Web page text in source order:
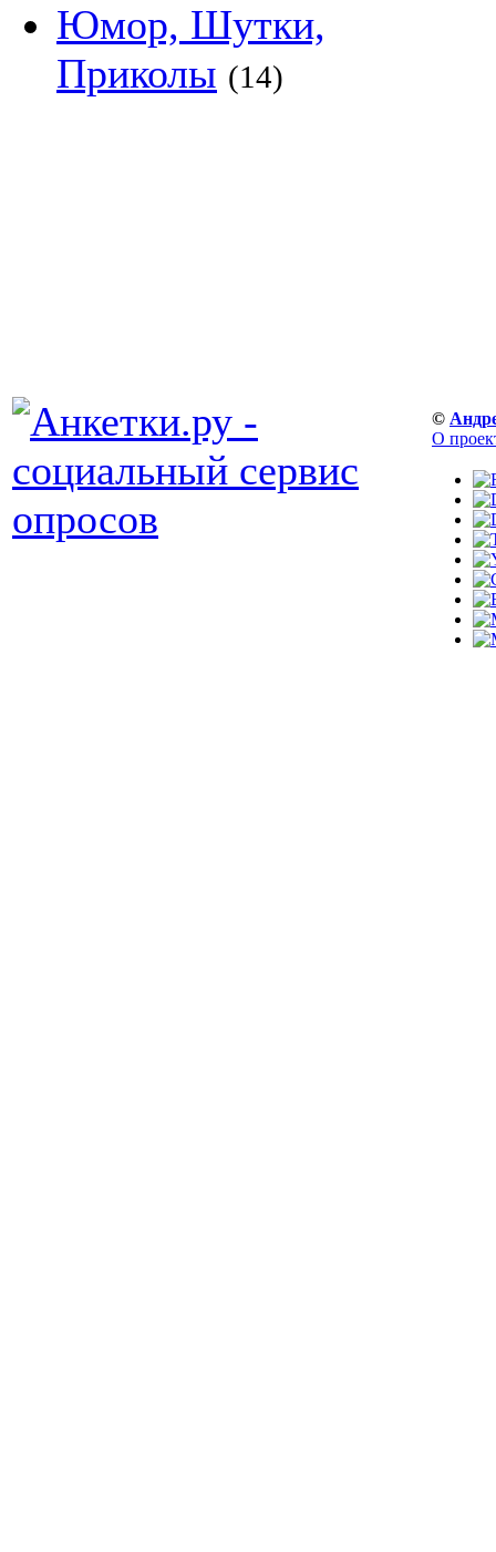
Юмор, Шутки,
Приколы (14)
©
О